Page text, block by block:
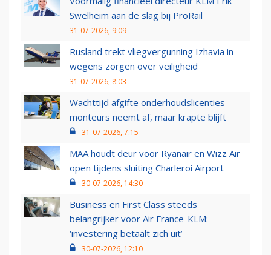
Swelheim aan de slag bij ProRail
31-07-2026, 9:09
Rusland trekt vliegvergunning Izhavia in
wegens zorgen over veiligheid
31-07-2026, 8:03
Wachttijd afgifte onderhoudslicenties
monteurs neemt af, maar krapte blijft
31-07-2026, 7:15
MAA houdt deur voor Ryanair en Wizz Air
open tijdens sluiting Charleroi Airport
30-07-2026, 14:30
Business en First Class steeds
belangrijker voor Air France-KLM:
‘investering betaalt zich uit’
30-07-2026, 12:10